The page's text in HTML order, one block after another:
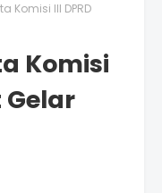
Komisi lll DPRD
Komisi
Gelar